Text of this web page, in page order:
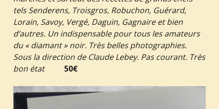
tels Senderens, Troisgros, Robuchon, Guérard,
Lorain, Savoy, Vergé, Daguin, Gagnaire et bien
d’autres. Un indispensable pour tous les amateurs
du « diamant » noir. Très belles photographies.
Sous la direction de Claude Lebey. Pas courant. Très
bon état
50€